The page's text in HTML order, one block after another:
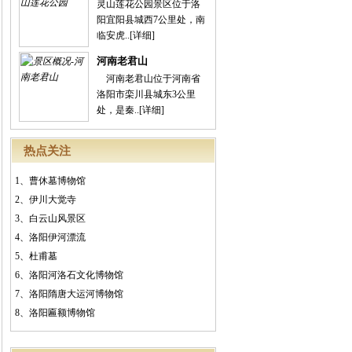
灵山莲花公园景区位于洛
阳宜阳县城西7公里处，南
临安虎..[详细]
河南老君山
河南老君山位于河南省
洛阳市栾川县城东3公里
处，是秦..[详细]
热点关注
1、 曹休墓博物馆
2、 伊川大觉寺
3、 白云山风景区
4、 洛阳伊河漂流
5、 杜甫墓
6、 洛阳河洛石文化博物馆
7、 洛阳隋唐大运河博物馆
8、 洛阳匾额博物馆